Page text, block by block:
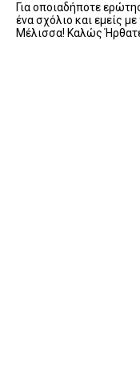
Για οποιαδήποτε
ένα σχόλιο και εμείς
Μέλισσα! Καλώς